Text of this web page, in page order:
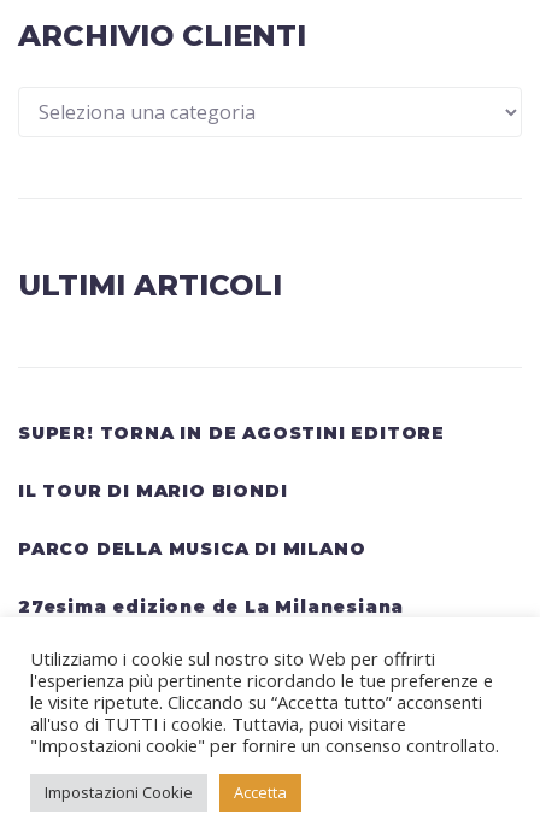
ARCHIVIO CLIENTI
ULTIMI ARTICOLI
SUPER! TORNA IN DE AGOSTINI EDITORE
IL TOUR DI MARIO BIONDI
PARCO DELLA MUSICA DI MILANO
27esima edizione de La Milanesiana
HELLWATT FESTIVAL: una lineup gigantesca
per il festival estivo TRAVIS SCOTT, KANYE
WEST, SWEDISH HOUSE MAFIA, MARTIN
Utilizziamo i cookie sul nostro sito Web per offrirti
l'esperienza più pertinente ricordando le tue preferenze e
le visite ripetute. Cliccando su “Accetta tutto” acconsenti
all'uso di TUTTI i cookie. Tuttavia, puoi visitare
"Impostazioni cookie" per fornire un consenso controllato.
Impostazioni Cookie Accetta